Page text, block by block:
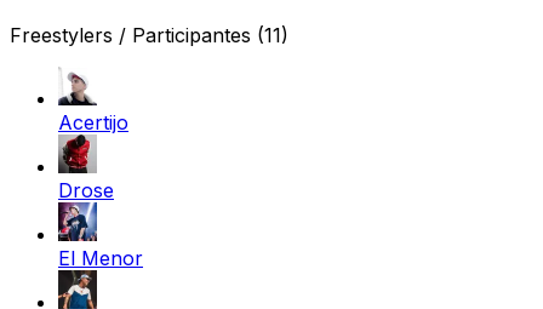
Freestylers / Participantes (11)
Acertijo
Drose
El Menor